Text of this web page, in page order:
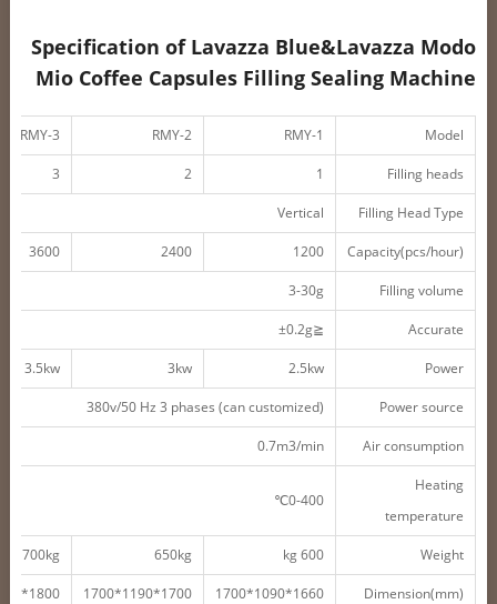
Specification of Lavazza Blue&Lavazza Modo
Mio Coffee Capsules Filling Sealing Machine
Model
RMY-1
RMY-2
RMY-3
Filling heads
1
2
3
Filling Head Type
Vertical
Capacity(pcs/hour)
1200
2400
3600
Filling volume
3-30g
Accurate
≦±0.2g
Power
2.5kw
3kw
3.5kw
Power source
380v/50 Hz 3 phases (can customized)
Air consumption
0.7m3/min
Heating
temperature
0-400℃
Weight
600 kg
650kg
700kg
Dimension(mm)
1660*1090*1700
1700*1190*1700
1800*1290*1700